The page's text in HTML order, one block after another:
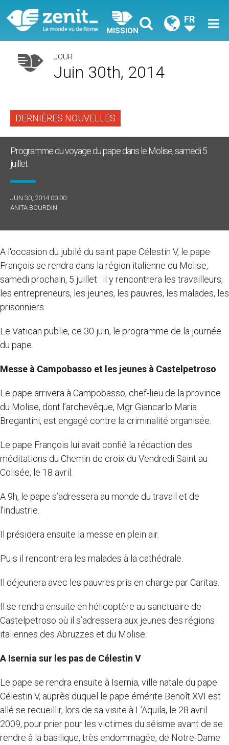
MISSION
FR
JOUR
Juin 30th, 2014
DERNIÈRES NOUVELLES
Programme du voyage du pape dans le Molise, samedi 5
juillet
JUN 30, 2014 00:00
ANITA BOURDIN
A l'occasion du jubilé du saint pape Célestin V, le pape
François se rendra dans la région italienne du Molise,
samedi prochain, 5 juillet : il y rencontrera les travailleurs,
les entrepreneurs, les jeunes, les pauvres, les malades, les
prisonniers.
Le Vatican publie, ce 30 juin, le programme de la journée
du pape.
Messe à Campobasso et les jeunes à Castelpetroso
Le pape arrivera à Campobasso, chef-lieu de la province
du Molise, dont l’archevêque, Mgr Giancarlo Maria
Bregantini, est engagé contre la criminalité organisée.
Le pape François lui avait confié la rédaction des
méditations du Chemin de croix du Vendredi Saint au
Colisée, le 18 avril.
A 9h, le pape s’adressera au monde du travail et de
l’industrie.
Il présidera ensuite la messe en plein air.
Puis il rencontrera les malades à la cathédrale.
Il déjeunera avec les pauvres pris en charge par Caritas.
Il se rendra ensuite en hélicoptère au sanctuaire de
Castelpetroso où il s’adressera aux jeunes des régions
italiennes des Abruzzes et du Molise.
A Isernia sur les pas de Célestin V
Le pape se rendra ensuite à Isernia, ville natale du pape
Célestin V, auprès duquel le pape émérite Benoît XVI est
allé se recueillir, lors de sa visite à L’Aquila, le 28 avril
2009, pour prier pour les victimes du séisme avant de se
rendre à la basilique, très endommagée, de Notre-Dame